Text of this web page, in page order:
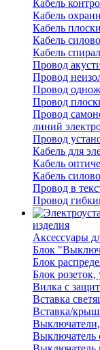
Кабель
Кабель
Кабель
Кабель
Кабель
Провод
Провод
Провод
Провод
Провод
линий
Провод
Кабель для
Кабель
Кабель
Провод в
Провод
изделия
Аксессуары
Блок
Блок
Блок розеток,
Вилка с
Вставка
Вставка/
Выключатель